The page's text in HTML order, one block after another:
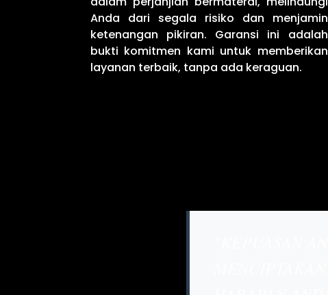
Anda dari segala risiko dan menjamin
ketenangan pikiran. Garansi ini adalah
bukti komitmen kami untuk memberikan
layanan terbaik, tanpa ada keraguan.